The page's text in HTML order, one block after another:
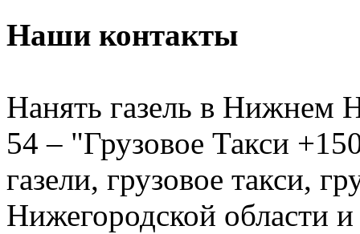
Наши контакты
Нанять газель в Нижнем
54 – "Грузовое Такси
газели, грузовое такси,
Нижегородской области